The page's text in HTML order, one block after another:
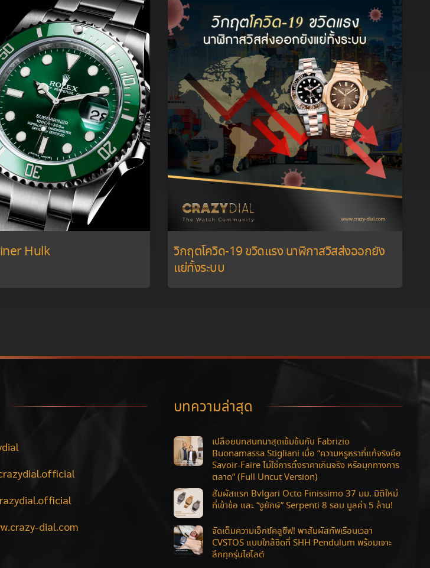
Hulk
วิกฤตโควิด-19 ขวิดแรง นาฬิกาสวิสส่งออกยัง
แย่ทั้งระบบ
dial.com
บทความล่าสุด
เปลือยบทสนทนาสุดเข้มข้นกับ Fabrizio
Buonamassa Stigliani เมื่อ “ความหรูหราที่แท้จริงคือ
Savoir-Faire ไม่ใช่การตั้งราคาเกินจริง หรือมุกทางการ
ตลาด” (Full Uncut Version)
สัมผัสแรก Bvlgari Octo Finissimo 37 มม. มิติใหม่
ที่เข้าข้อ และ “งูยักษ์” Serpenti 8 รอบ มูลค่า 5 ล้าน!
จัดเต็มความเอ็กซ์คลูซีฟ! พาสัมผัสทัพเรือนเวลา
CVSTOS แบบใกล้ชิดที่ SHH Pendulum พร้อมเจาะ
ลึกทุกรุ่นไฮไลต์